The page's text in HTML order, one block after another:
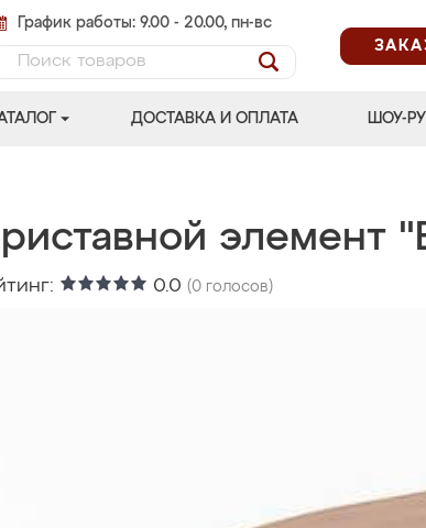
График работы: 9.00 - 20.00, пн-вс
ДОСТАВКА И ОПЛАТА ШОУ-
элемент
0.0 (0 голосов)